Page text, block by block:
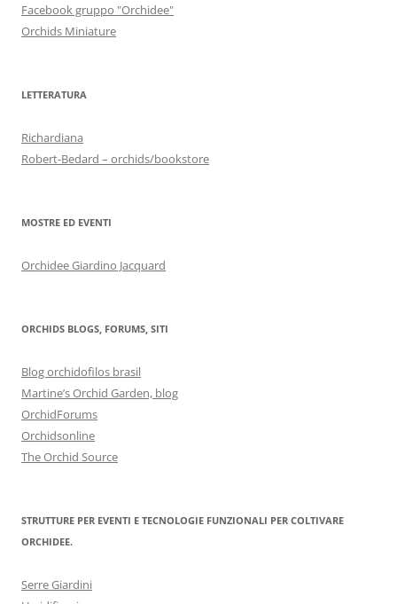
Facebook gruppo "Orchidee"
Orchids Miniature
LETTERATURA
Richardiana
Robert-Bedard – orchids/bookstore
MOSTRE ED EVENTI
Orchidee Giardino Jacquard
ORCHIDS BLOGS, FORUMS, SITI
Blog orchidofilos brasil
Martine’s Orchid Garden, blog
OrchidForums
Orchidsonline
The Orchid Source
STRUTTURE PER EVENTI E TECNOLOGIE FUNZIONALI PER COLTIVARE
ORCHIDEE.
Serre Giardini